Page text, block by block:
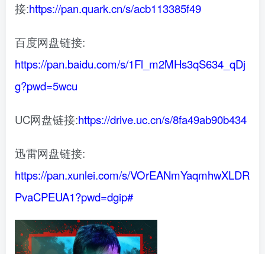
接:https://pan.quark.cn/s/acb113385f49
百度网盘链接:
https://pan.baidu.com/s/1Fl_m2MHs3qS634_qDj
g?pwd=5wcu
UC网盘链接:https://drive.uc.cn/s/8fa49ab90b434
迅雷网盘链接:
https://pan.xunlei.com/s/VOrEANmYaqmhwXLDR
PvaCPEUA1?pwd=dgip#